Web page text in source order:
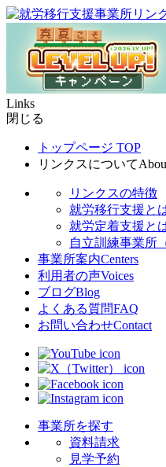
Links
閉じる
トップページ TOP
リンクスについて
リンクスの特徴
就労移行支援と
就労定着支援と
自立訓練事業所
事業所案内Centers
利用者の声Voices
ブログBlog
よくある質問FAQ
お問い合わせContact
事業所を探す
資料請求
見学予約